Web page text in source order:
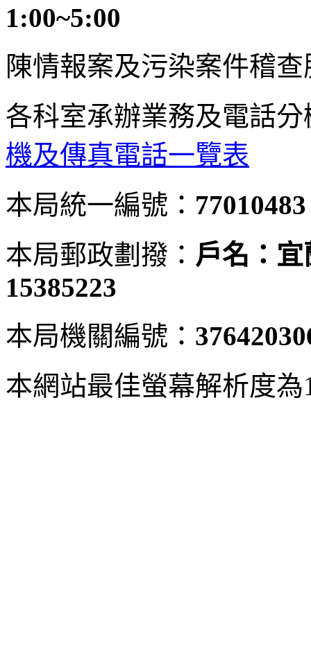
1:00~5:00
陳情報案及污染案件稽
各科室承辦業務及電話分
機及傳真電話一覽表
本局統一編號： 77010483
本局郵政劃撥： 戶名：
15385223
本局機關編號：
本網站最佳螢幕解析度